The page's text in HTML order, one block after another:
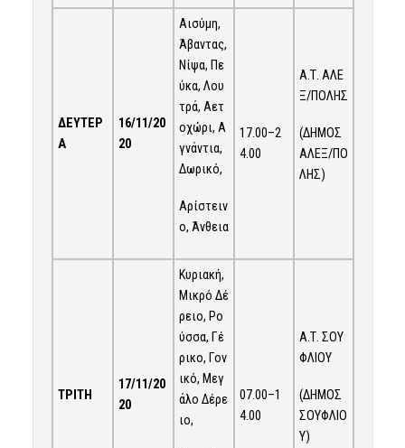
ΔΕΥΤΕΡ
Α
16/11/20
20
Αισύμη,
Άβαντας,
Νίψα, Πε
ύκα, Λου
τρά, Αετ
οχώρι, Α
γνάντια,
Δωρικό,
Αρίστειν
ο, Άνθεια
17.00–2
4.00
Α.Τ. ΑΛΕ
Ξ/ΠΟΛΗΣ
(ΔΗΜΟΣ
ΑΛΕΞ/ΠΟ
ΛΗΣ)
ΤΡΙΤΗ
17/11/20
20
Κυριακή,
Μικρό Δέ
ρειο, Ρο
ύσσα, Γέ
ρικο, Γον
ικό, Μεγ
άλο Δέρε
ιο,
07.00–1
4.00
Α.Τ. ΣΟΥ
ΦΛΙΟΥ
(ΔΗΜΟΣ
ΣΟΥΦΛΙΟ
Υ)